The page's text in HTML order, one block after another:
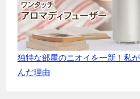
シ
ョ
ン
独特な部屋のニオイを一新！私
んだ理由